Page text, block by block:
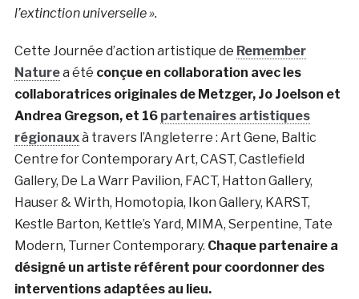
l’extinction universelle ».
Cette Journée d’action artistique de Remember
Naturea été conçue en collaboration avec les
collaboratrices originales de Metzger, Jo Joelson et
Andrea Gregson, et 16 partenaires artistiques
régionauxà travers l’Angleterre : Art Gene, Baltic
Centre for Contemporary Art, CAST, Castlefield
Gallery, De La Warr Pavilion, FACT, Hatton Gallery,
Hauser & Wirth, Homotopia, Ikon Gallery, KARST,
Kestle Barton, Kettle’s Yard, MIMA, Serpentine, Tate
Modern, Turner Contemporary. Chaque partenaire a
désigné un artiste référent pour coordonner des
interventions adaptées au lieu.